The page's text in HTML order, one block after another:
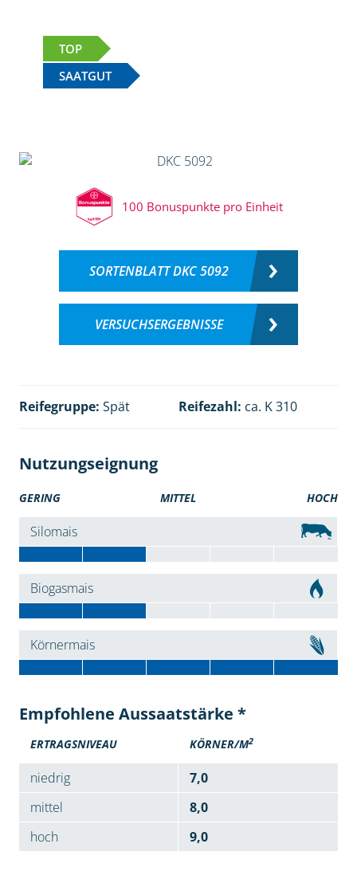
TOP
SAATGUT
100 Bonuspunkte pro Einheit
SORTENBLATT DKC 5092
VERSUCHSERGEBNISSE
Reifegruppe: Spät Reifezahl: ca. K 310
Nutzungseignung
GERING MITTEL HOCH
Silomais
Biogasmais
Körnermais
Empfohlene Aussaatstärke *
ERTRAGSNIVEAU KÖRNER/M2
niedrig
7,0
mittel
8,0
hoch
9,0